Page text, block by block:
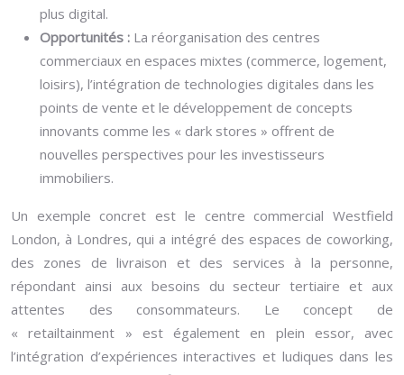
plus digital.
Opportunités : La réorganisation des centres
commerciaux en espaces mixtes (commerce, logement,
loisirs), l’intégration de technologies digitales dans les
points de vente et le développement de concepts
innovants comme les « dark stores » offrent de
nouvelles perspectives pour les investisseurs
immobiliers.
Un exemple concret est le centre commercial Westfield
London, à Londres, qui a intégré des espaces de coworking,
des zones de livraison et des services à la personne,
répondant ainsi aux besoins du secteur tertiaire et aux
attentes des consommateurs. Le concept de
« retailtainment » est également en plein essor, avec
l’intégration d’expériences interactives et ludiques dans les